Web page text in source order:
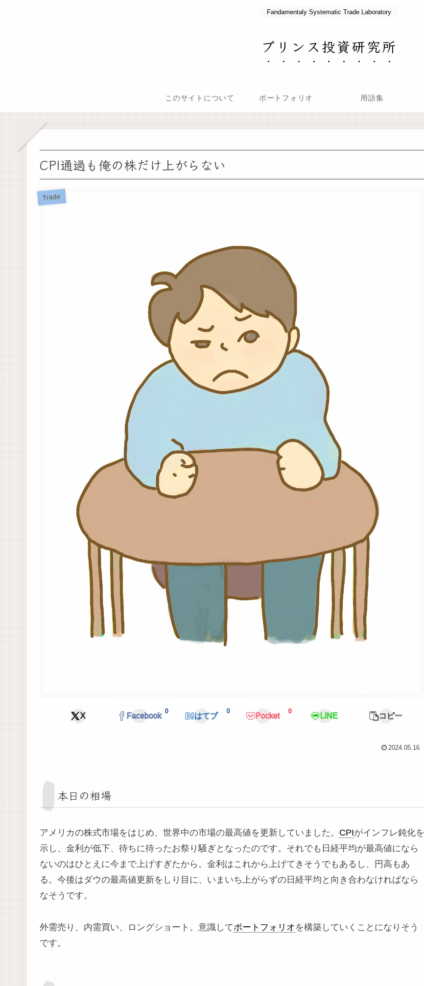
Fandamentaly Systematic Trade Laboratory
プリンス投資研究所
このサイトについて ポートフォリオ 用語集
CPI通過も俺の株だけ上がらない
Trade
X Facebook
0
はてブ
0
Pocket
0
LINE コピー
2024.05.16
本日の相場
アメリカの株式市場をはじめ、世界中の市場の最高値を更新していました。 CPIがインフレ鈍化を
示し、金利が低下、待ちに待ったお祭り騒ぎとなったのです。それでも日経平均が最高値になら
ないのはひとえに今まで上げすぎたから。金利はこれから上げてきそうでもあるし、円高もあ
る。今後はダウの最高値更新をしり目に、いまいち上がらずの日経平均と向き合わなければなら
なそうです。
外需売り、内需買い、ロングショート。意識してポートフォリオ を構築していくことになりそう
です。